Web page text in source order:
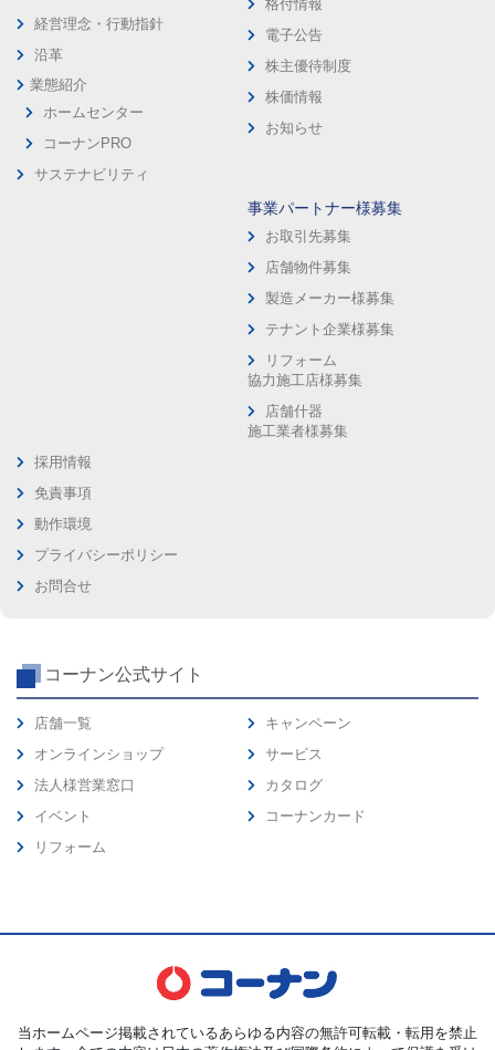
経営理念・行動指針
沿革
業態紹介
ホームセンター
コーナンPRO
サステナビリティ
格付情報
電子公告
株主優待制度
株価情報
お知らせ
事業パートナー様募集
お取引先募集
店舗物件募集
製造メーカー様募集
テナント企業様募集
リフォーム
協力施工店様募集
店舗什器
施工業者様募集
採用情報
免責事項
動作環境
プライバシーポリシー
お問合せ
コーナン公式サイト
店舗一覧
オンラインショップ
法人様営業窓口
イベント
リフォーム
キャンペーン
サービス
カタログ
コーナンカード
当ホームページ掲載されているあらゆる内容の無許可転載・転用を禁止